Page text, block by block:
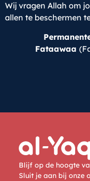
Wij vragen Allah om
allen te beschermen
Fataawaa
Blijf op de hoogte
Sluit je aan bij onze